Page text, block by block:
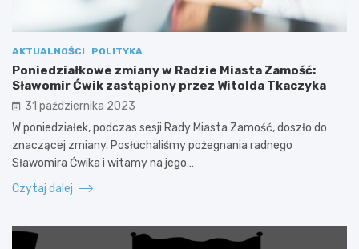
AKTUALNOŚCI POLITYKA
Poniedziałkowe zmiany w Radzie Miasta Zamość:
Sławomir Ćwik zastąpiony przez Witolda Tkaczyka
31 października 2023
W poniedziałek, podczas sesji Rady Miasta Zamość, doszło do
znaczącej zmiany. Posłuchaliśmy pożegnania radnego
Sławomira Ćwika i witamy na jego…
Czytaj dalej